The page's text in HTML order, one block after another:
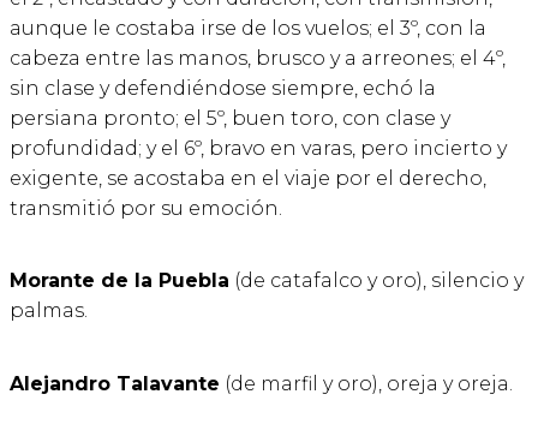
aunque le costaba irse de los vuelos; el 3º, con la
cabeza entre las manos, brusco y a arreones; el 4º,
sin clase y defendiéndose siempre, echó la
persiana pronto; el 5º, buen toro, con clase y
profundidad; y el 6º, bravo en varas, pero incierto y
exigente, se acostaba en el viaje por el derecho,
transmitió por su emoción.
Morante de la Puebla (de catafalco y oro), silencio y
palmas.
Alejandro Talavante (de marfil y oro), oreja y oreja.